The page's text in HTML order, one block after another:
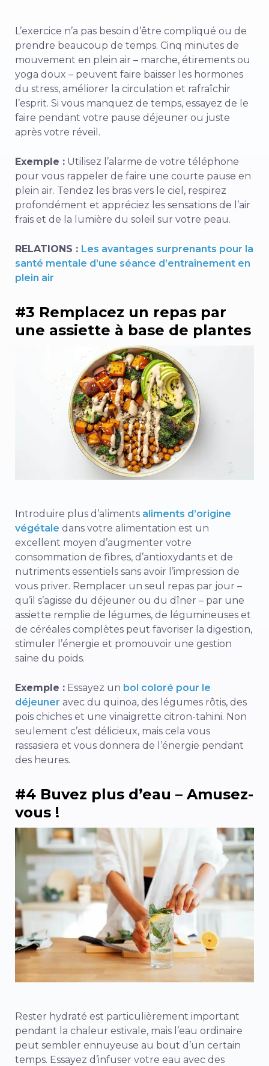
L’exercice n’a pas besoin d’être compliqué ou de
prendre beaucoup de temps. Cinq minutes de
mouvement en plein air – marche, étirements ou
yoga doux – peuvent faire baisser les hormones
du stress, améliorer la circulation et rafraîchir
l’esprit. Si vous manquez de temps, essayez de le
faire pendant votre pause déjeuner ou juste
après votre réveil.
Exemple : Utilisez l’alarme de votre téléphone
pour vous rappeler de faire une courte pause en
plein air. Tendez les bras vers le ciel, respirez
profondément et appréciez les sensations de l’air
frais et de la lumière du soleil sur votre peau.
RELATIONS : Les avantages surprenants pour la
santé mentale d’une séance d’entraînement en
plein air
#3 Remplacez un repas par
une assiette à base de plantes
Introduire plus d’aliments aliments d’origine
végétale dans votre alimentation est un
excellent moyen d’augmenter votre
consommation de fibres, d’antioxydants et de
nutriments essentiels sans avoir l’impression de
vous priver. Remplacer un seul repas par jour –
qu’il s’agisse du déjeuner ou du dîner – par une
assiette remplie de légumes, de légumineuses et
de céréales complètes peut favoriser la digestion,
stimuler l’énergie et promouvoir une gestion
saine du poids.
Exemple : Essayez un bol coloré pour le
déjeuner avec du quinoa, des légumes rôtis, des
pois chiches et une vinaigrette citron-tahini. Non
seulement c’est délicieux, mais cela vous
rassasiera et vous donnera de l’énergie pendant
des heures.
#4 Buvez plus d’eau – Amusez-
vous !
Rester hydraté est particulièrement important
pendant la chaleur estivale, mais l’eau ordinaire
peut sembler ennuyeuse au bout d’un certain
temps. Essayez d’infuser votre eau avec des